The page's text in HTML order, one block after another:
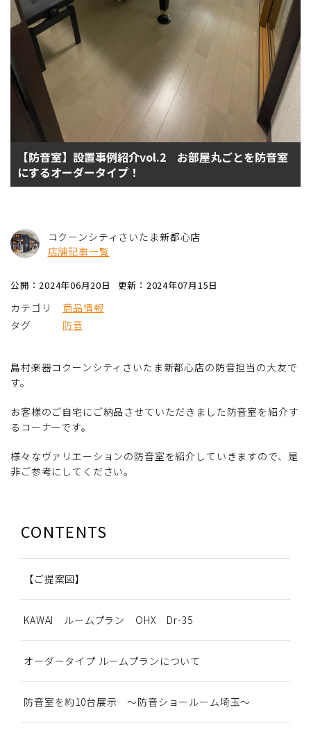
【防音室】設置事例紹介vol.2 お部屋丸ごとを防音室
にするオーダータイプ！
コクーンシティさいたま新都心店
店舗記事一覧
公開：2024年06月20日 更新：2024年07月15日
カテゴリ
商品情報
タグ
防音
島村楽器コクーンシティさいたま新都心店の防音担当の大友で
す。
お客様のご自宅にご納品させていただきました防音室を紹介す
るコーナーです。
様々なヴァリエーションの防音室を紹介していきますので、是
非ご参考にしてください。
CONTENTS
【ご提案図】
KAWAI ルームプラン OHX Dr-35
オーダータイプ ルームプランについて
防音室を約10台展示 ～防音ショールーム埼玉～